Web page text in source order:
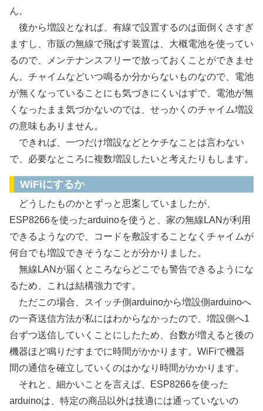
ん。
後から増設となれば、有線で設置するのは面倒くさすぎ
ますし、市販の無線で飛ばす装置は、大概電池を使ってい
るので、メンテナンスフリーで放っておくことができませ
ん。チャイムなどいつ鳴るか分からないものなので、電池
が無くなっていることにも気づきにくいはずで、電池が無
くなったまま気づかないのでは、せっかくのチャイム増設
の意味もありません。
できれば、一つだけ増設などとケチなことは言わない
で、必要なところに複数増設したいと考えたりもします。
WiFiにするか
どうしたものかとずっと思案していましたが、
ESP8266を使ったarduinoを使うと、家の無線LANが利用
できるようなので、コードを敷設することなくチャイムが
何台でも増設できそうなことが分かりました。
無線LANが届くところならどこでも警告できるようにな
るため、これは結構強力です。
ただこの場合、スイッチ側arduinoから増設側arduinoへ
の一斉送信方法が私にはわからなかったので、増設側へ1
台ずつ送信していくことにしたため、台数が増えると後の
機器ほど鳴りだすまでに時間がかかります。WiFiで機器
間の通信を確立していくのはかなり時間がかかります。
それと、細かいことを言えば、ESP8266を使った
arduinoは、特定の商品以外は技適には通っていないの